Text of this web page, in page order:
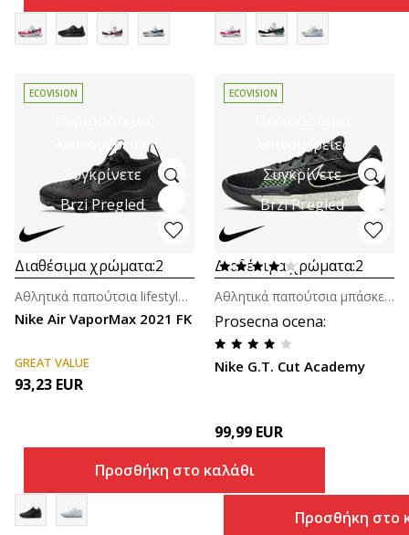
λεπτομέρειες
Συγκρίνετε
Brzi Pregled
ECOVISION
Διαθέσιμα χρώματα:2
Nike Air VaporMax 2021 FK
Αθλητικά παπούτσια lifestyle για αγόρια
GREAT VALUE
93,23 EUR
Προσθήκη στο καλάθι
λεπτομέρειες
Συγκρίνετε
Brzi Pregled
ECOVISION
Διαθέσιμα χρώματα:2
Prosecna ocena:
Nike G.T. Cut Academy
Αθλητικά παπούτσια μπάσκετ για άνδρες
99,99 EUR
Προσθήκη στο